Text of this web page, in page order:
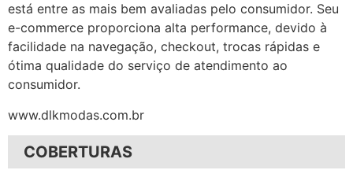
está entre as mais bem avaliadas pelo consumidor. Seu
e-commerce proporciona alta performance, devido à
facilidade na navegação, checkout, trocas rápidas e
ótima qualidade do serviço de atendimento ao
consumidor.
www.dlkmodas.com.br
COBERTURAS